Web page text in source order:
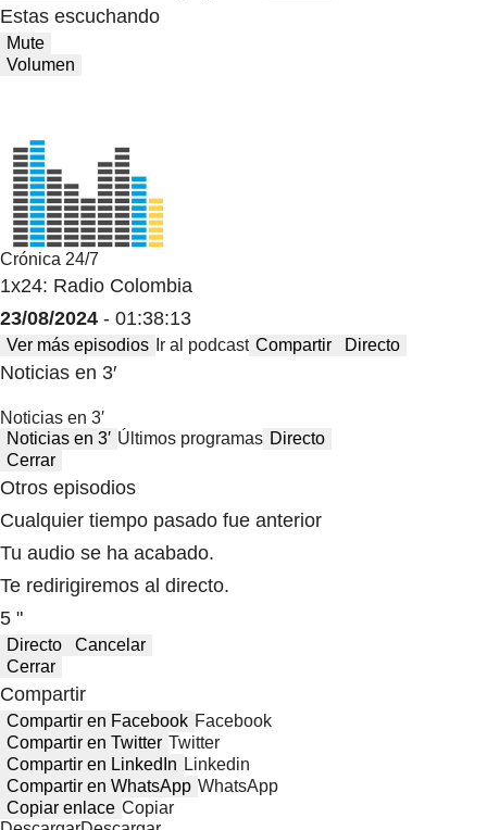
Estas escuchando
Mute
Volumen
Crónica 24/7
1x24: Radio Colombia
23/08/2024 - 01:38:13
Ver más episodios Ir al podcast Compartir Directo
Noticias en 3′
Noticias en 3′
Noticias en 3′ Últimos programas Directo
Cerrar
Otros episodios
Cualquier tiempo pasado fue anterior
Tu audio se ha acabado.
Te redirigiremos al directo.
5 "
Directo
Cancelar
Cerrar
Compartir
Compartir en Facebook Facebook
Compartir en Twitter Twitter
Compartir en LinkedIn Linkedin
Compartir en WhatsApp WhatsApp
Copiar enlace Copiar